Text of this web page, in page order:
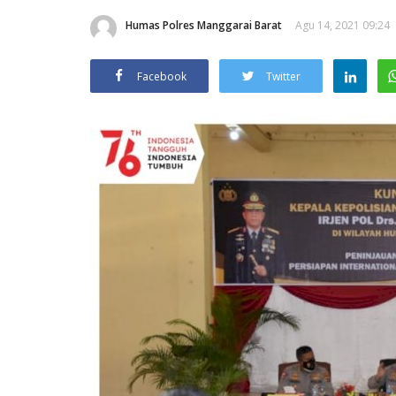
Humas Polres Manggarai Barat Agu 14, 2021 09:24
Facebook Twitter